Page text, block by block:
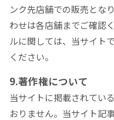
ンク先店舗での販売とな
わせは各店舗までご確認
ルに関しては、当サイト
ください。
9.著作権について
当サイトに掲載されてい
おりません。当サイト記